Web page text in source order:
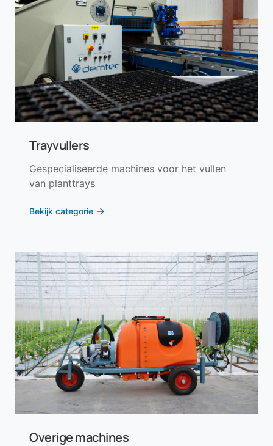
Trayvullers
Gespecialiseerde machines voor het vullen
van planttrays
Bekijk categorie
Overige machines